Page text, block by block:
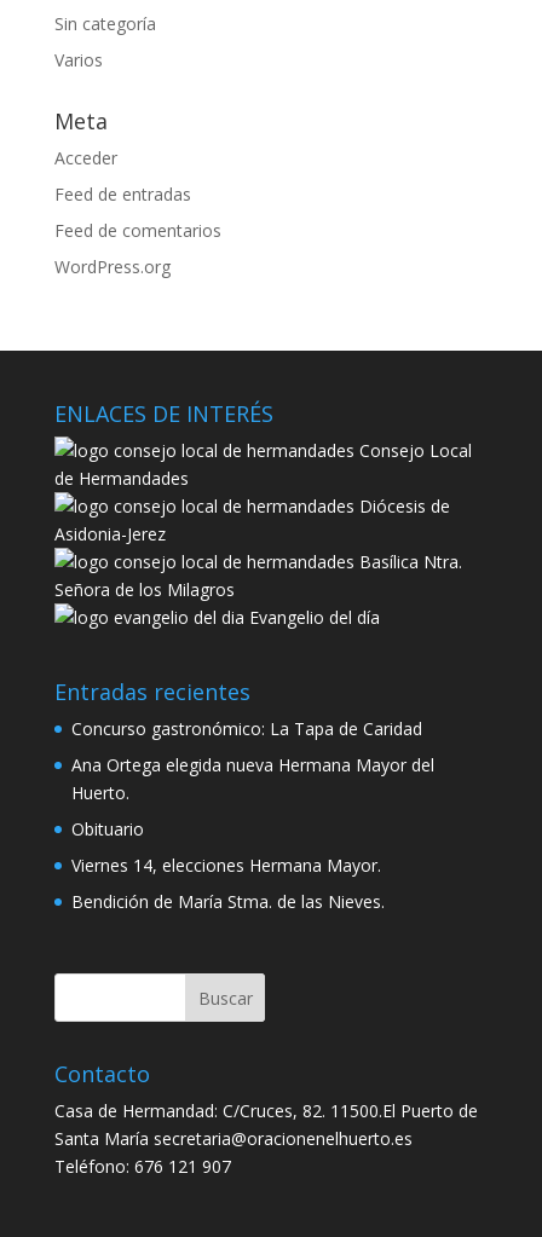
Sin categoría
Varios
Meta
Acceder
Feed de entradas
Feed de comentarios
WordPress.org
ENLACES DE INTERÉS
Consejo Local
de Hermandades
Diócesis de
Asidonia-Jerez
Basílica Ntra.
Señora de los Milagros
Evangelio del día
Entradas recientes
Concurso gastronómico: La Tapa de Caridad
Ana Ortega elegida nueva Hermana Mayor del
Huerto.
Obituario
Viernes 14, elecciones Hermana Mayor.
Bendición de María Stma. de las Nieves.
Contacto
Casa de Hermandad: C/Cruces, 82. 11500.El Puerto de
Santa María secretaria@oracionenelhuerto.es
Teléfono: 676 121 907